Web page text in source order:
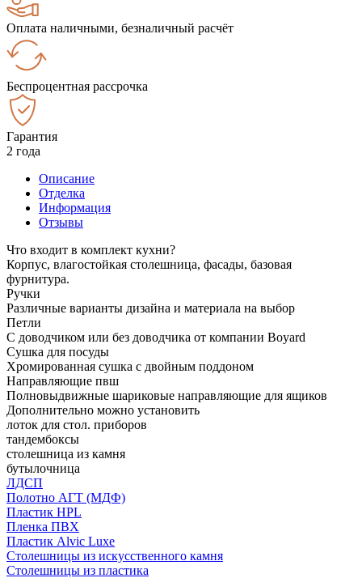
Оплата наличными, безналичный расчёт
Беспроцентная рассрочка
Гарантия
2 года
Описание
Отделка
Информация
Отзывы
Что входит в комплект кухни?
Корпус, влагостойкая столешница, фасады, базовая
фурнитура.
Ручки
Различные варианты дизайна и материала на выбор
Петли
С доводчиком или без доводчика от компании Boyard
Сушка для посуды
Хромированная сушка с двойным поддоном
Направляющие пвш
Полновыдвижные шариковые направляющие для ящиков
Дополнительно можно установить
лоток для стол. приборов
тандембоксы
столешница из камня
бутылочница
ЛДСП
Полотно АГТ (МДФ)
Пластик HPL
Пленка ПВХ
Пластик Alvic Luxe
Столешницы из искусственного камня
Столешницы из пластика